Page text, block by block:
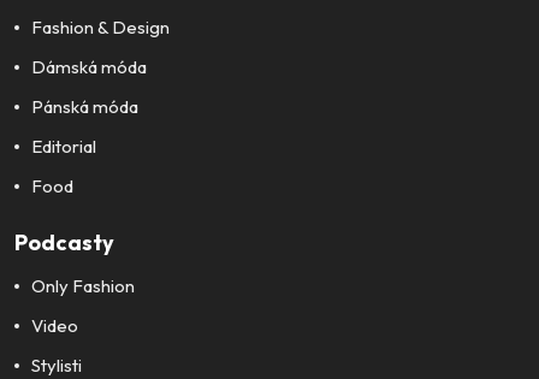
Fashion & Design
Dámská móda
Pánská móda
Editorial
Food
Podcasty
Only Fashion
Video
Stylisti